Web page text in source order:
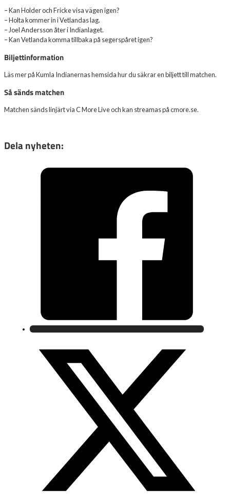
– Kan Holder och Fricke visa vägen igen?
– Holta kommer in i Vetlandas lag.
– Joel Andersson åter i Indianlaget.
– Kan Vetlanda komma tillbaka på segerspåret igen?
Biljettinformation
Läs mer på Kumla Indianernas hemsida hur du säkrar en biljett till matchen.
Så sänds matchen
Matchen sänds linjärt via C More Live och kan streamas på cmore.se.
Dela nyheten: